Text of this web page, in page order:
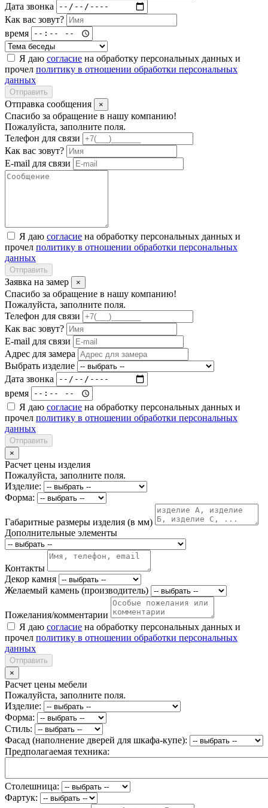
Дата звонка
Как вас зовут?
время
Я даю согласие на обработку персональных данных и
прочел политику в отношении обработки персональных
данных
Отправить
Отправка сообщения ×
Спасибо за обращение в нашу компанию!
Пожалуйста, заполните поля.
Телефон для связи
Как вас зовут?
E-mail для связи
Я даю согласие на обработку персональных данных и
прочел политику в отношении обработки персональных
данных
Отправить
Заявка на замер ×
Спасибо за обращение в нашу компанию!
Пожалуйста, заполните поля.
Телефон для связи
Как вас зовут?
E-mail для связи
Адрес для замера
Выбрать изделие
Дата звонка
время
Я даю согласие на обработку персональных данных и
прочел политику в отношении обработки персональных
данных
Отправить
×
Расчет цены изделия
Пожалуйста, заполните поля.
Изделие:
Форма:
Габаритные размеры изделия (в мм)
Дополнительные элементы
Контакты
Декор камня
Желаемый камень (производитель)
Пожелания/комментарии
Я даю согласие на обработку персональных данных и
прочел политику в отношении обработки персональных
данных
Отправить
×
Расчет цены мебели
Пожалуйста, заполните поля.
Изделие:
Форма:
Стиль:
Фасад (наполнение дверей для шкафа-купе):
Предполагаемая техника:
Столешница:
Фартук: